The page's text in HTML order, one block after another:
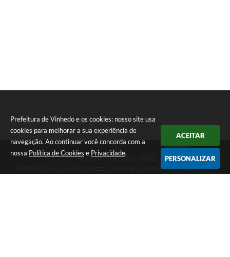
Prefeitura de Vinhedo e os cookies: nosso site usa
cookies para melhorar a sua experiência de
navegação. Ao continuar você concorda com a
nossa Política de Cookies e Privacidade.
ACEITAR
PERSONALIZAR
Telefone: (19) 3826-7800
Endereço: Rua João Corazzari, nº 394, Centro | CEP: 13280-091